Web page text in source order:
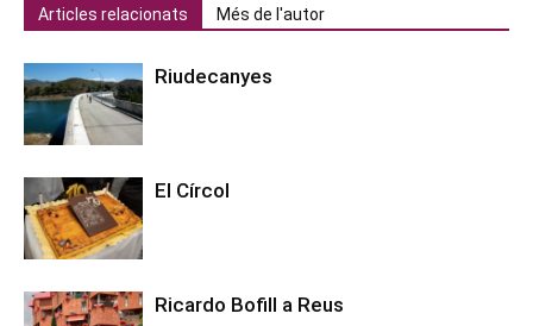
Articles relacionats Més de l'autor
Riudecanyes
El Círcol
Ricardo Bofill a Reus